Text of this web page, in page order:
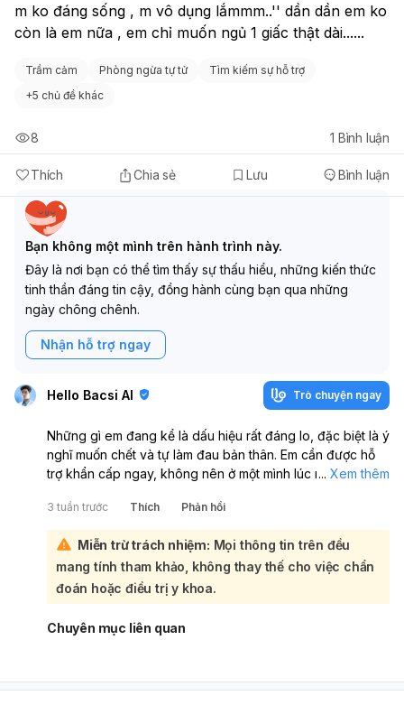
m ko đáng sống , m vô dụng lắmmm..'' dần dần em ko
còn là em nữa , em chỉ muốn ngủ 1 giấc thật dài......
Trầm cảm Phòng ngừa tự tử
Tìm kiếm sự hỗ trợ
+5 chủ đề khác
Thích Chia sẻ Lưu Bình luận
8 1 Bình luận
Bạn không một mình trên hành trình này.
Đây là nơi bạn có thể tìm thấy sự thấu hiểu, những kiến thức
tinh thần đáng tin cậy, đồng hành cùng bạn qua những
ngày chông chênh.
Nhận hỗ trợ ngay
Hello Bacsi AI Trò chuyện ngay
Những gì em đang kể là dấu hiệu rất đáng lo, đặc biệt là ý
nghĩ muốn chết và tự làm đau bản thân. Em cần được hỗ
trợ khẩn cấp ngay, không nên ở một mình lúc này. Đây có
thần khác, và cần gặp bác sĩ chuyên khoa tâm thần càng
sớm càng tốt. Nếu em đang có ý định làm hại bản thân
ngay bây giờ, hãy gọi cấp cứu 115 hoặc nhờ người thân
đưa đến khoa Cấp cứu gần nhất ngay lập tức. Hãy báo
ngay cho một người em tin tưởng, ở cạnh họ, và cất xa
các vật có thể dùng để tự làm đau mình. Em không cần
phải chịu đựng một mình, và tình trạng này có thể điều trị
... Xem thêm
3 tuần trước Thích Phản hồi
Miễn trừ trách nhiệm: Mọi thông tin trên đều
mang tính tham khảo, không thay thế cho việc chẩn
đoán hoặc điều trị y khoa.
Chuyên mục liên quan